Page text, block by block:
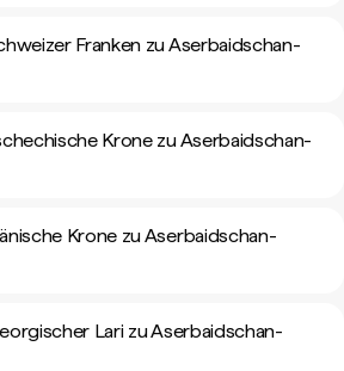
Franken zu Aserbaidschan-
Krone zu Aserbaidschan-
Krone zu Aserbaidschan-
Lari zu Aserbaidschan-